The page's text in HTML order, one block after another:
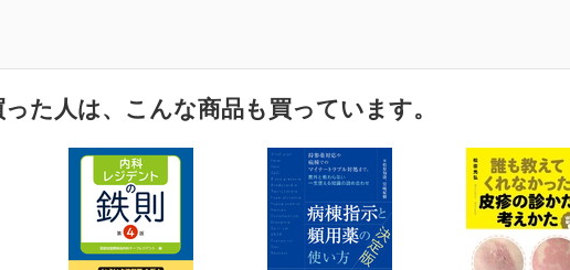
た人は、こんな商品も買っています。